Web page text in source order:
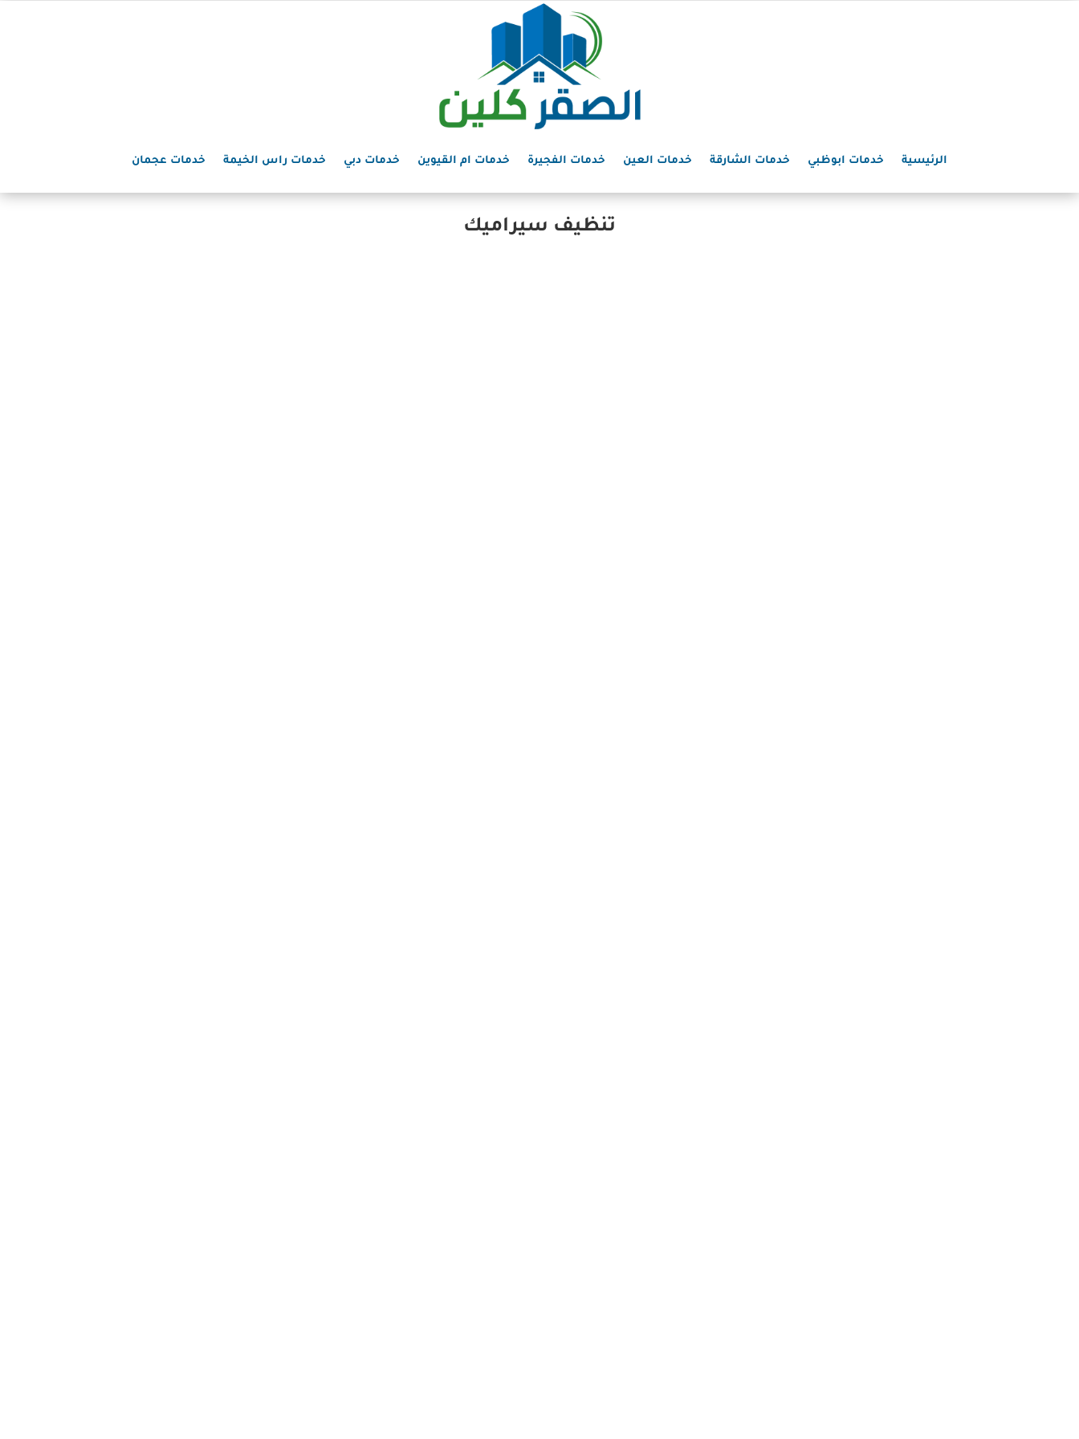
الرئيسية خدمات ابوظبي خدمات الشارقة خدمات العين خدمات الفجيرة خدمات ام القيوين خدمات دبي خدمات راس الخيمة خدمات عجمان
تنظيف سيراميك